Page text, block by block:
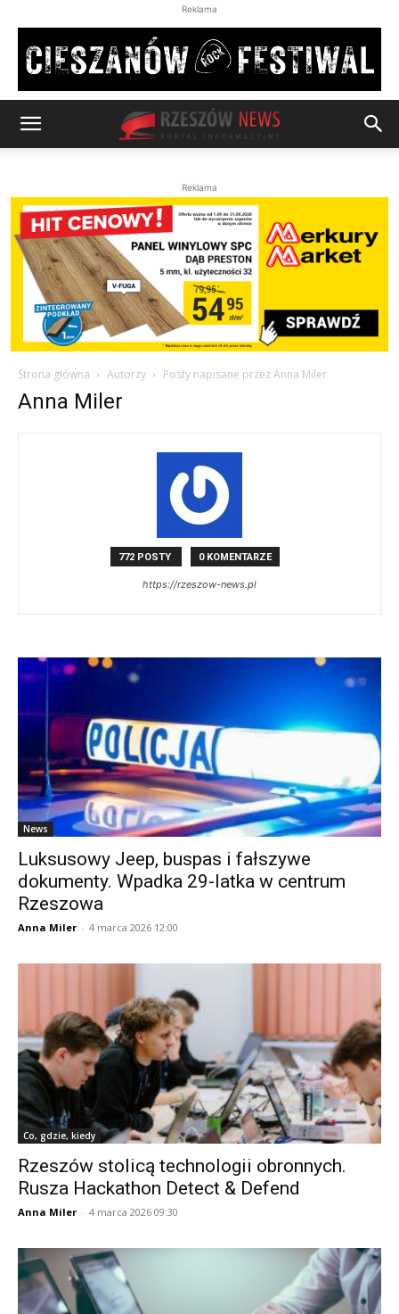
Reklama
Reklama
Strona główna Autorzy Posty napisane przez Anna Miler
Anna Miler
772 POSTY 0 KOMENTARZE
https://rzeszow-news.pl
News
Luksusowy Jeep, buspas i fałszywe
dokumenty. Wpadka 29-latka w centrum
Rzeszowa
Anna Miler - 4 marca 2026 12:00
Co, gdzie, kiedy
Rzeszów stolicą technologii obronnych.
Rusza Hackathon Detect & Defend
Anna Miler - 4 marca 2026 09:30